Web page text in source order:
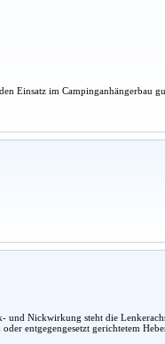
Einsatz im Campinganhängerbau
und Nickwirkung steht die
entgegengesetzt gerichtetem